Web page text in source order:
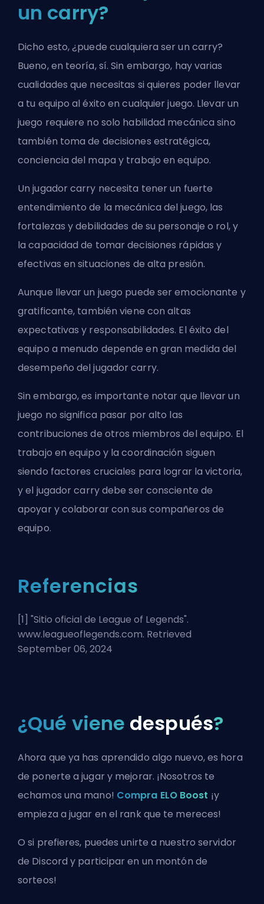
un carry?
Dicho esto, ¿puede cualquiera ser un carry?
Bueno, en teoría, sí. Sin embargo, hay varias
cualidades que necesitas si quieres poder llevar
a tu equipo al éxito en cualquier juego. Llevar un
juego requiere no solo habilidad mecánica sino
también toma de decisiones estratégica,
conciencia del mapa y trabajo en equipo.
Un jugador carry necesita tener un fuerte
entendimiento de la mecánica del juego, las
fortalezas y debilidades de su personaje o rol, y
la capacidad de tomar decisiones rápidas y
efectivas en situaciones de alta presión.
Aunque llevar un juego puede ser emocionante y
gratificante, también viene con altas
expectativas y responsabilidades. El éxito del
equipo a menudo depende en gran medida del
desempeño del jugador carry.
Sin embargo, es importante notar que llevar un
juego no significa pasar por alto las
contribuciones de otros miembros del equipo. El
trabajo en equipo y la coordinación siguen
siendo factores cruciales para lograr la victoria,
y el jugador carry debe ser consciente de
apoyar y colaborar con sus compañeros de
equipo.
Referencias
[1] "Sitio oficial de League of Legends".
www.leagueoflegends.com. Retrieved
September 06, 2024
¿Qué viene después?
Ahora que ya has aprendido algo nuevo, es hora
de ponerte a jugar y mejorar. ¡Nosotros te
echamos una mano! Compra ELO Boost ¡y
empieza a jugar en el rank que te mereces!
O si prefieres, puedesunirte a nuestro servidor
de Discord y participar en un montón de
sorteos!